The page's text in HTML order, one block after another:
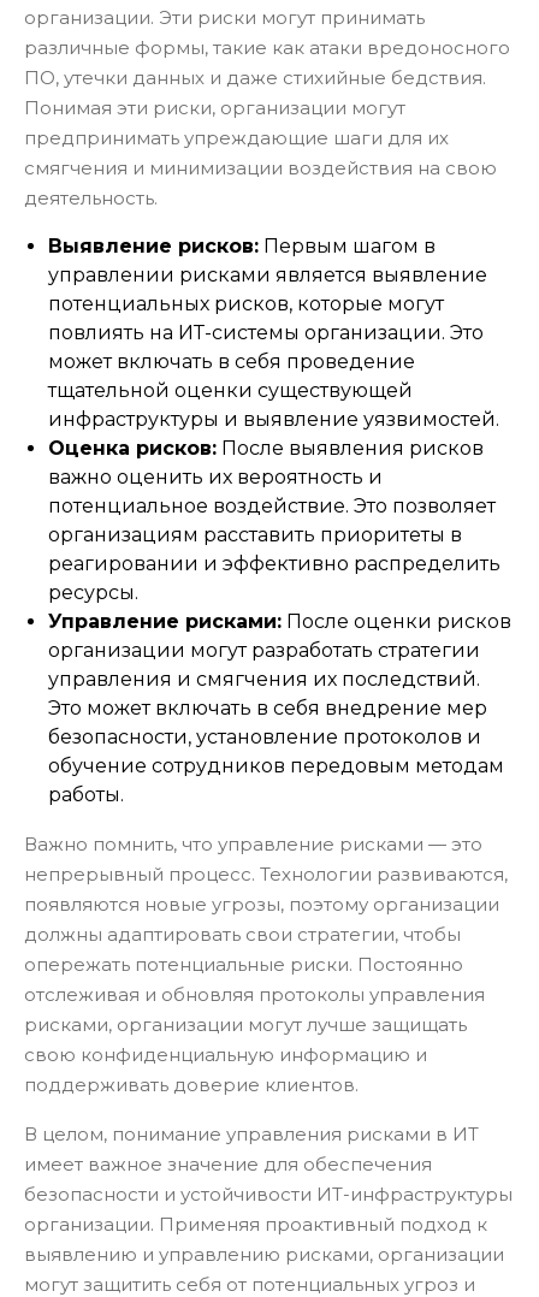
организации. Эти риски могут принимать
различные формы, такие как атаки вредоносного
ПО, утечки данных и даже стихийные бедствия.
Понимая эти риски, организации могут
предпринимать упреждающие шаги для их
смягчения и минимизации воздействия на свою
деятельность.
Выявление рисков: Первым шагом в
управлении рисками является выявление
потенциальных рисков, которые могут
повлиять на ИТ-системы организации. Это
может включать в себя проведение
тщательной оценки существующей
инфраструктуры и выявление уязвимостей.
Оценка рисков: После выявления рисков
важно оценить их вероятность и
потенциальное воздействие. Это позволяет
организациям расставить приоритеты в
реагировании и эффективно распределить
ресурсы.
Управление рисками: После оценки рисков
организации могут разработать стратегии
управления и смягчения их последствий.
Это может включать в себя внедрение мер
безопасности, установление протоколов и
обучение сотрудников передовым методам
работы.
Важно помнить, что управление рисками — это
непрерывный процесс. Технологии развиваются,
появляются новые угрозы, поэтому организации
должны адаптировать свои стратегии, чтобы
опережать потенциальные риски. Постоянно
отслеживая и обновляя протоколы управления
рисками, организации могут лучше защищать
свою конфиденциальную информацию и
поддерживать доверие клиентов.
В целом, понимание управления рисками в ИТ
имеет важное значение для обеспечения
безопасности и устойчивости ИТ-инфраструктуры
организации. Применяя проактивный подход к
выявлению и управлению рисками, организации
могут защитить себя от потенциальных угроз и